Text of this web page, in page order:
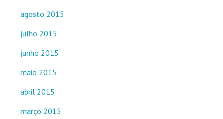
agosto 2015
julho 2015
junho 2015
maio 2015
abril 2015
março 2015